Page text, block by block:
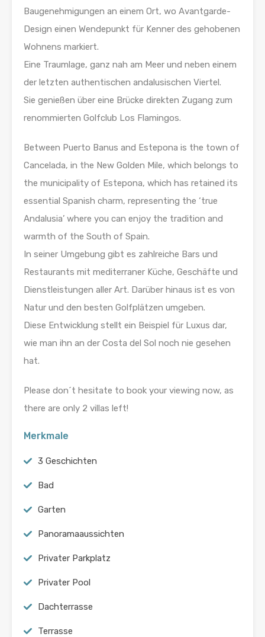
Baugenehmigungen an einem Ort, wo Avantgarde-
Design einen Wendepunkt für Kenner des gehobenen
Wohnens markiert.
Eine Traumlage, ganz nah am Meer und neben einem
der letzten authentischen andalusischen Viertel.
Sie genießen über eine Brücke direkten Zugang zum
renommierten Golfclub Los Flamingos.
Between Puerto Banus and Estepona is the town of
Cancelada, in the New Golden Mile, which belongs to
the municipality of Estepona, which has retained its
essential Spanish charm, representing the ‘true
Andalusia’ where you can enjoy the tradition and
warmth of the South of Spain.
In seiner Umgebung gibt es zahlreiche Bars und
Restaurants mit mediterraner Küche, Geschäfte und
Dienstleistungen aller Art. Darüber hinaus ist es von
Natur und den besten Golfplätzen umgeben.
Diese Entwicklung stellt ein Beispiel für Luxus dar,
wie man ihn an der Costa del Sol noch nie gesehen
hat.
Please don´t hesitate to book your viewing now, as
there are only 2 villas left!
Merkmale
3 Geschichten
Bad
Garten
Panoramaaussichten
Privater Parkplatz
Privater Pool
Dachterrasse
Terrasse